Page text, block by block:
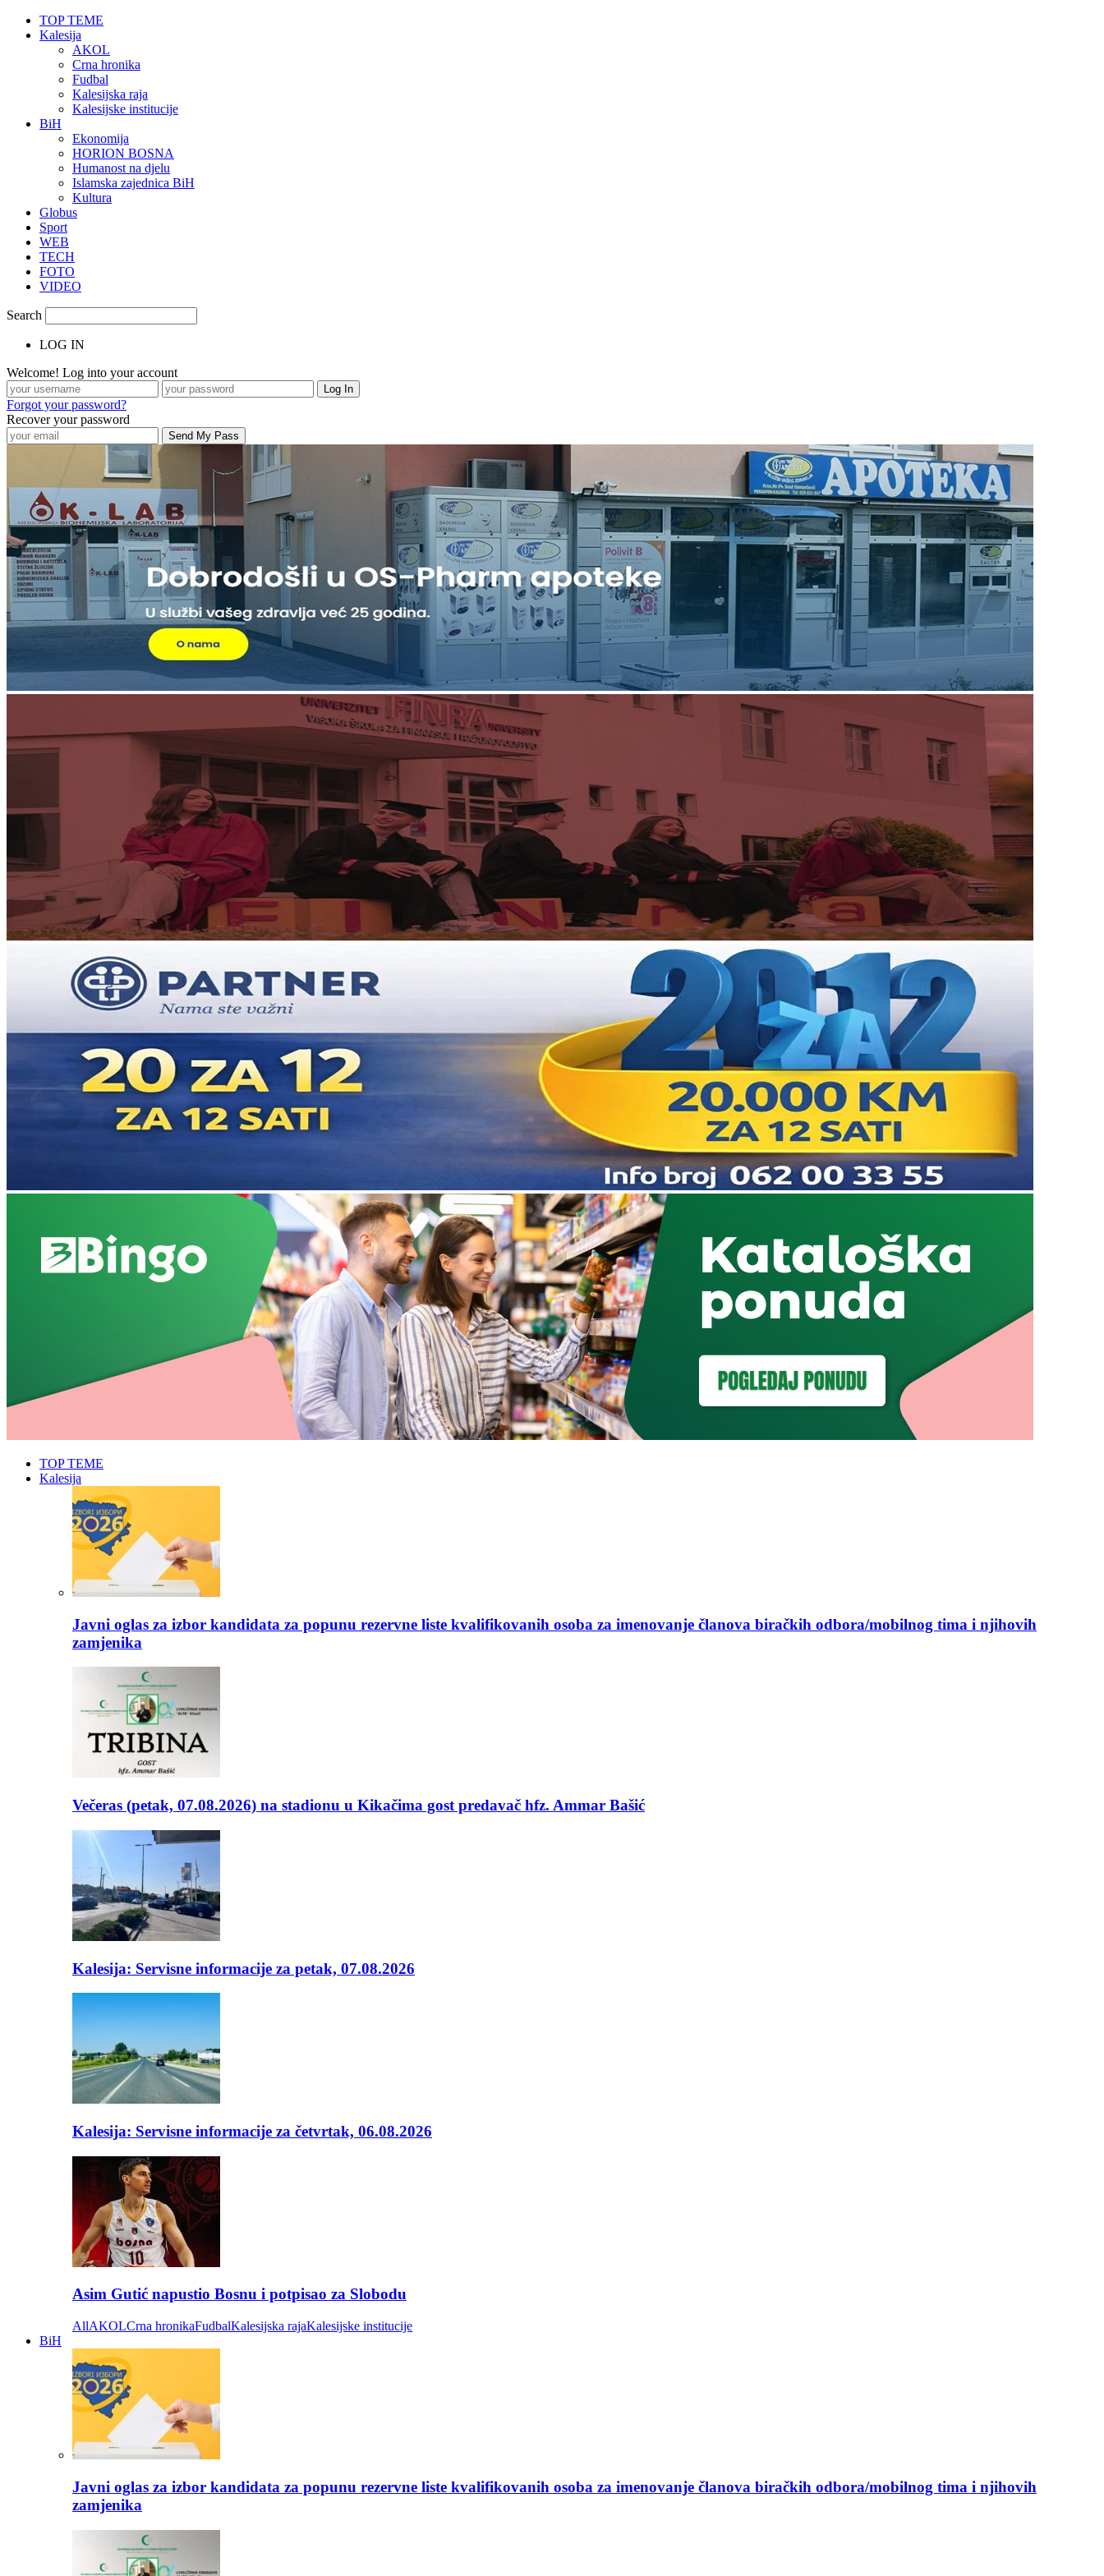
TOP TEME
Kalesija
AKOL
Crna hronika
Fudbal
Kalesijska raja
Kalesijske institucije
BiH
Ekonomija
HORION BOSNA
Humanost na djelu
Islamska zajednica BiH
Kultura
Globus
Sport
WEB
TECH
FOTO
VIDEO
Search
LOG IN
Welcome! Log into your account
Forgot your password?
Recover your password
TOP TEME
Kalesija
Javni oglas za izbor kandidata za popunu rezervne liste kvalifikovanih osoba za imenovanje članova biračkih odbora/mobilnog tima i njihovih
zamjenika
Večeras (petak, 07.08.2026) na stadionu u Kikačima gost predavač hfz. Ammar Bašić
Kalesija: Servisne informacije za petak, 07.08.2026
Kalesija: Servisne informacije za četvrtak, 06.08.2026
Asim Gutić napustio Bosnu i potpisao za Slobodu
AllAKOLCrna hronikaFudbalKalesijska rajaKalesijske institucije
BiH
Javni oglas za izbor kandidata za popunu rezervne liste kvalifikovanih osoba za imenovanje članova biračkih odbora/mobilnog tima i njihovih
zamjenika